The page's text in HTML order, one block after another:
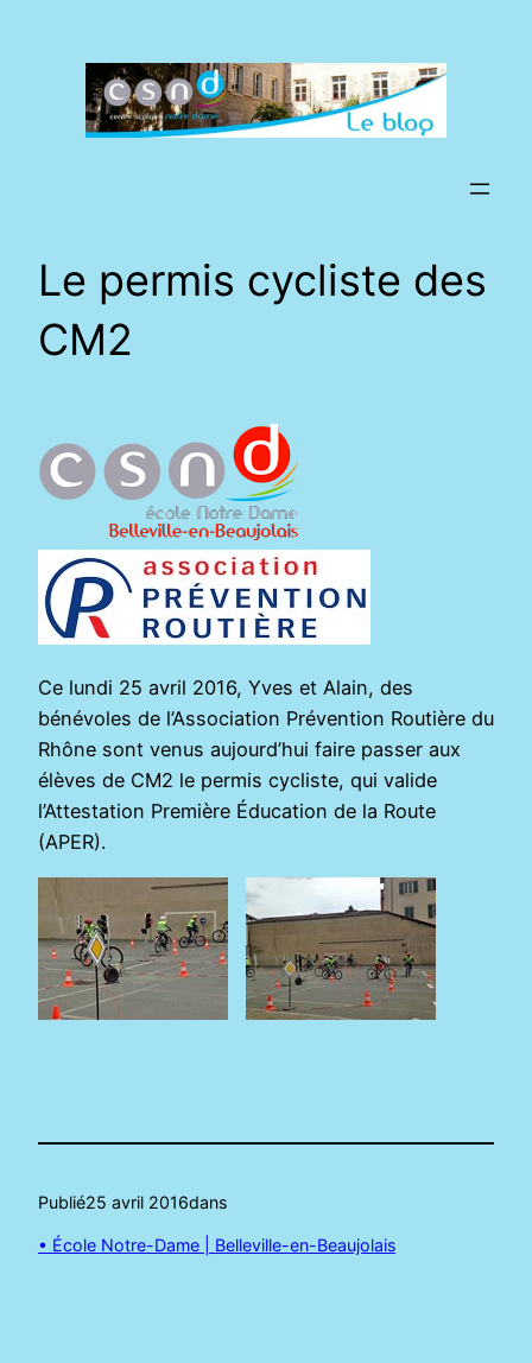
Le permis cycliste des
CM2
Ce lundi 25 avril 2016, Yves et Alain, des
bénévoles de l’Association Prévention Routière du
Rhône sont venus aujourd’hui faire passer aux
élèves de CM2 le permis cycliste, qui valide
l’Attestation Première Éducation de la Route
(APER).
Publié25 avril 2016dans
• École Notre-Dame | Belleville-en-Beaujolais